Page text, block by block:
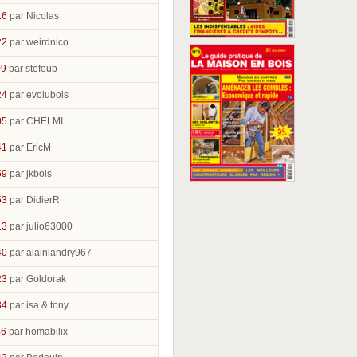
par Nicolas
par weirdnico
par stefoub
par evolubois
par CHELMI
par EricM
par jkbois
par DidierR
par julio63000
par alainlandry967
par Goldorak
par isa & tony
par homabilix